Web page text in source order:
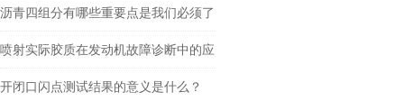
介绍
沥青四组分有哪些重要点是我们必须了
解的？
喷射实际胶质在发动机故障诊断中的应
用
开闭口闪点测试结果的意义是什么？